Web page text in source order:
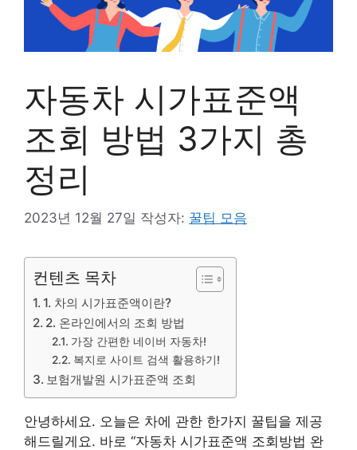
자동차 시가표준액
조회 방법 3가지 총
정리
2023년 12월 27일 작성자: 꿀팁 모음
컨텐츠 목차
1. 차의 시가표준액이란?
2. 온라인에서의 조회 방법
가장 간편한 네이버 자동차!
복지로 사이트 검색 활용하기!
보험개발원 시가표준액 조회
안녕하세요. 오늘은 차에 관한 한가지 꿀팁을 제공
해드릴게요. 바로 “자동차 시가표준액 조회방법 완